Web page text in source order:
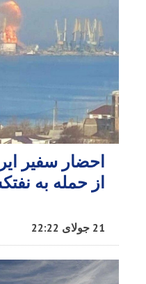
احضار سفیر
از حمله به
21 جولای 22:22